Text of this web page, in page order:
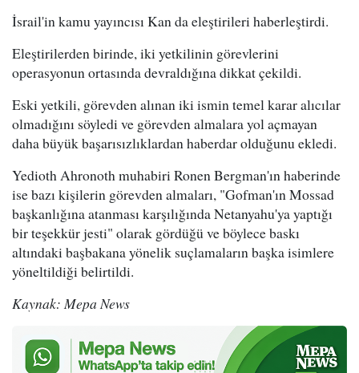
İsrail'in kamu yayıncısı Kan da eleştirileri haberleştirdi.
Eleştirilerden birinde, iki yetkilinin görevlerini
operasyonun ortasında devraldığına dikkat çekildi.
Eski yetkili, görevden alınan iki ismin temel karar alıcılar
olmadığını söyledi ve görevden almalara yol açmayan
daha büyük başarısızlıklardan haberdar olduğunu ekledi.
Yedioth Ahronoth muhabiri Ronen Bergman'ın haberinde
ise bazı kişilerin görevden almaları, "Gofman'ın Mossad
başkanlığına atanması karşılığında Netanyahu'ya yaptığı
bir teşekkür jesti" olarak gördüğü ve böylece baskı
altındaki başbakana yönelik suçlamaların başka isimlere
yöneltildiği belirtildi.
Kaynak: Mepa News